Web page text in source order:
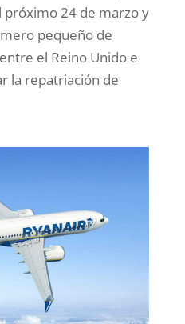
próximo 24 de marzo y
pequeño de
el Reino Unido e
la repatriación de